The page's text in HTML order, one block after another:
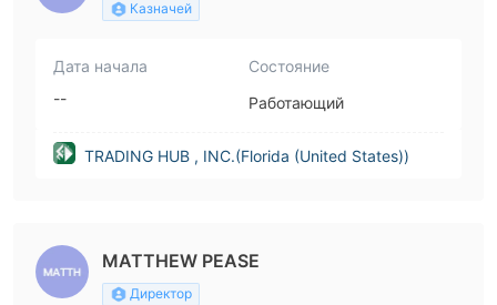
Казначей
Дата начала
--
Состояние
Работающий
TRADING HUB , INC.(Florida (United States))
MATTHEW PEASE
Директор